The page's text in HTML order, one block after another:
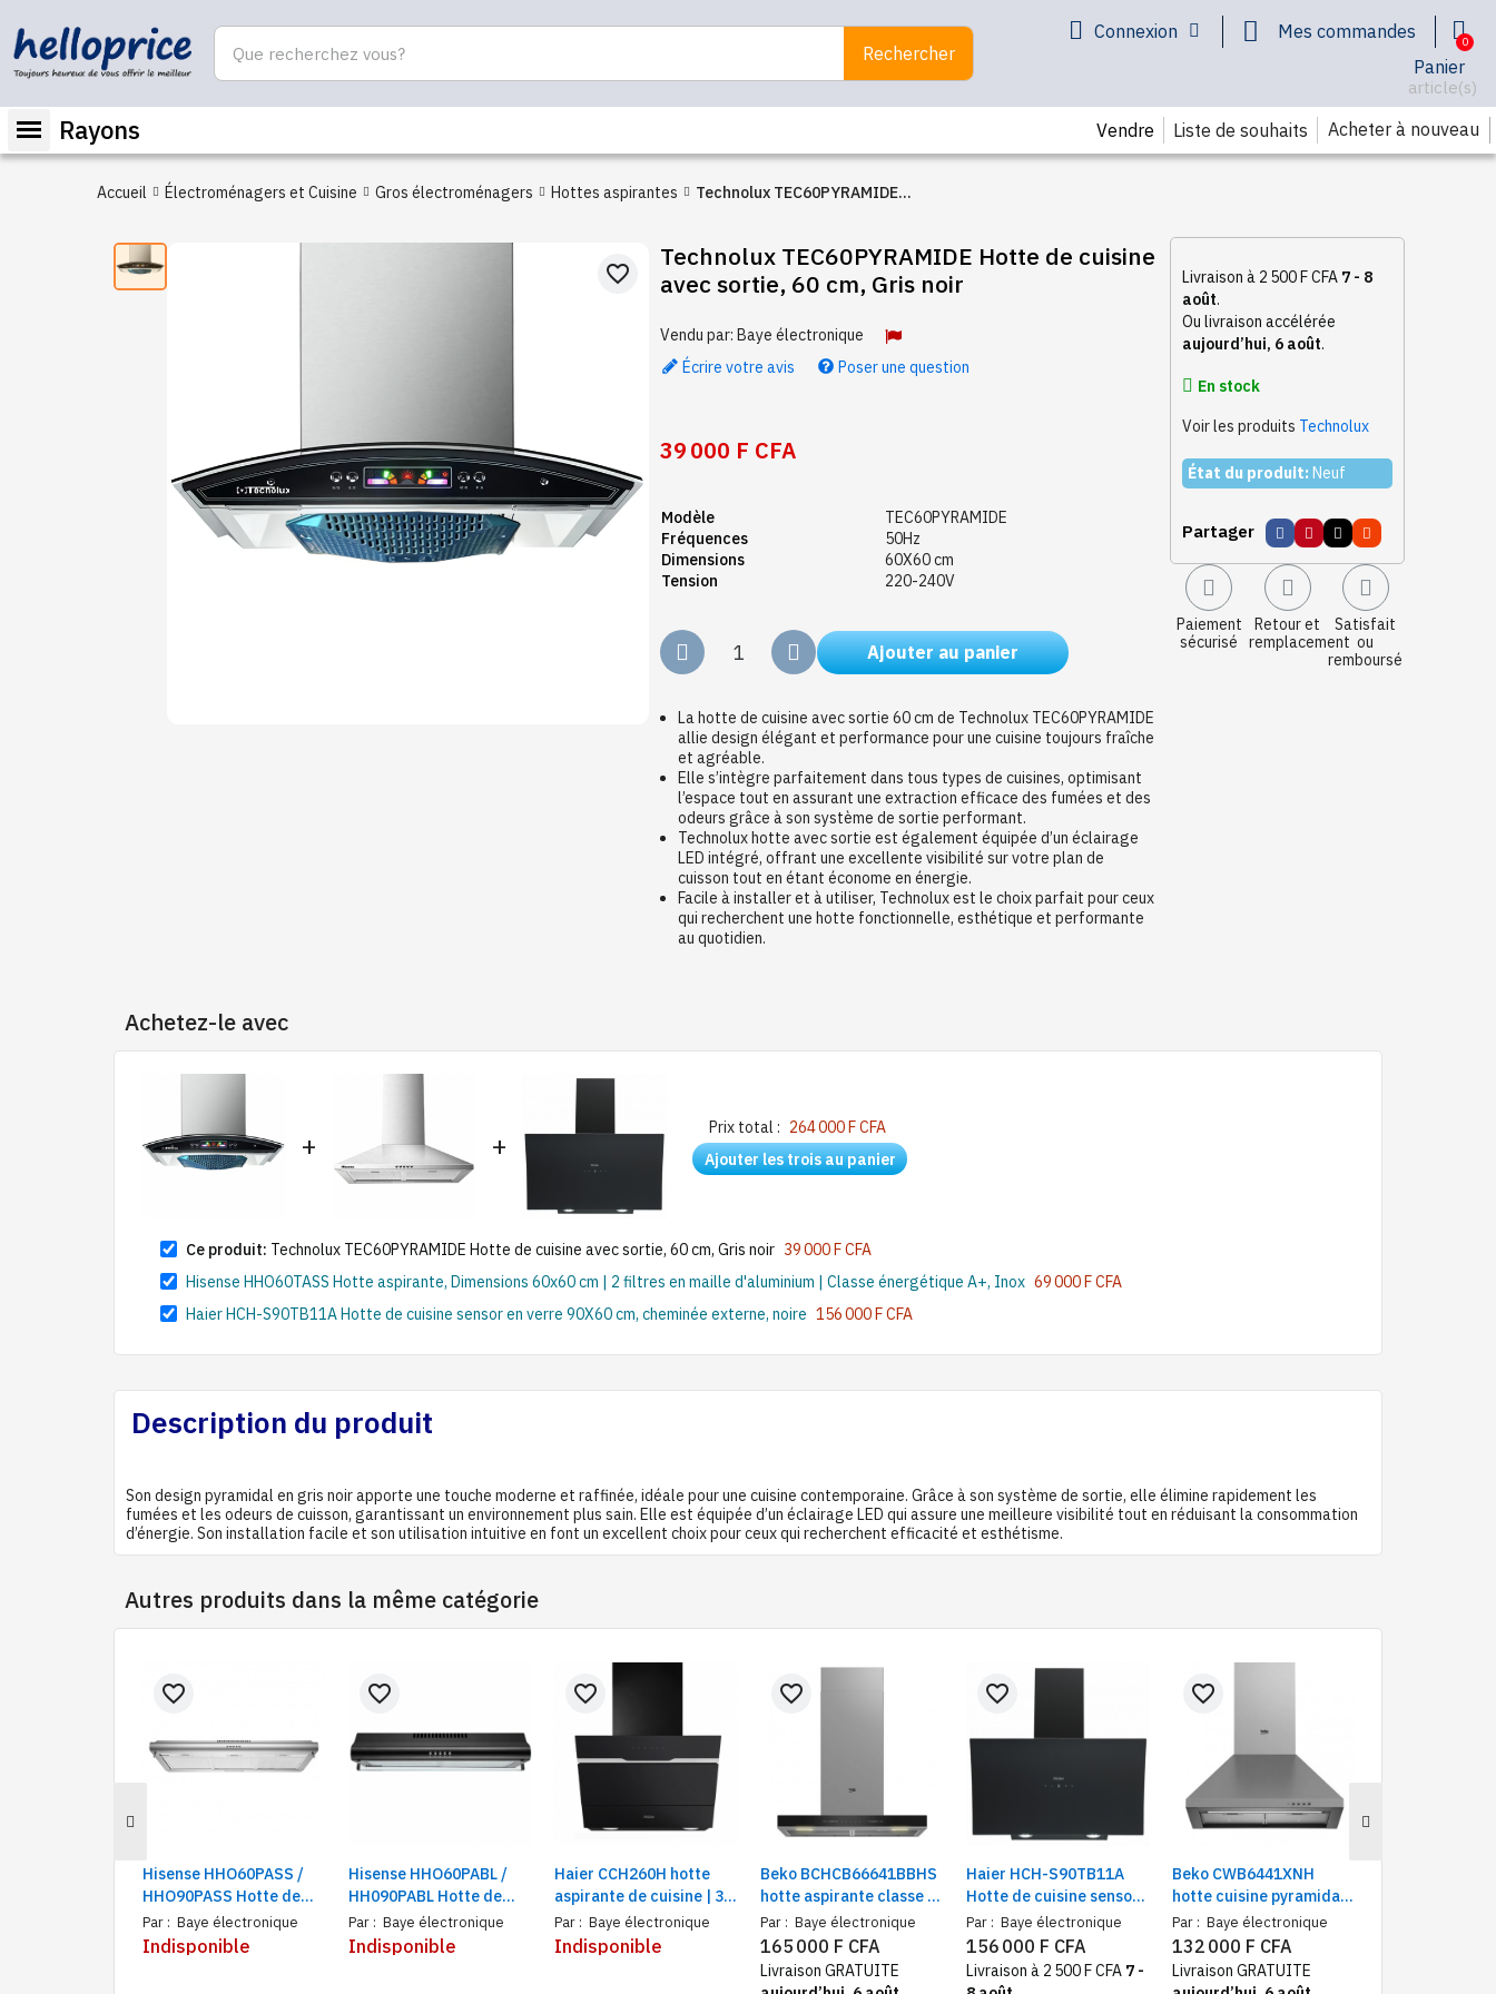
Rechercher
Connexion
Mes commandes
Panier
article(s)
Rayons Vendre Liste de souhaits Acheter à nouveau
Accueil Électroménagers et Cuisine Gros électroménagers Hottes aspirantes
Technolux TEC60PYRAMIDE
60 cm, Gris noir
favorite_border
Technolux TEC60PYRAMIDE Hotte de cuisine
avec sortie, 60 cm, Gris noir
Vendu par:Baye électronique
Écrire votre avis
Poser une question
39 000 F CFA
Modèle
TEC60PYRAMIDE
Fréquences
50Hz
Dimensions
60X60 cm
Tension
220-240V
Ajouter au panier
La hotte de cuisine avec sortie 60 cm de Technolux TEC60PYRAMIDE
allie design élégant et performance pour une cuisine toujours fraîche
et agréable.
Elle s’intègre parfaitement dans tous types de cuisines, optimisant
l’espace tout en assurant une extraction efficace des fumées et des
odeurs grâce à son système de sortie performant.
Technolux hotte avec sortie est également équipée d’un éclairage
LED intégré, offrant une excellente visibilité sur votre plan de
cuisson tout en étant économe en énergie.
Facile à installer et à utiliser, Technolux est le choix parfait pour ceux
qui recherchent une hotte fonctionnelle, esthétique et performante
au quotidien.
Livraison à 2 500 F CFA 7 - 8
août.
Ou livraison accélérée
aujourd’hui, 6 août.
En stock
Voir les produits Technolux
État du produit: Neuf
Partager
Paiement
sécurisé
Retour et
remplacement
Satisfait
ou
remboursé
Achetez-le avec
+ +
Prix total : 264 000 F CFA
Ajouter les trois au panier
Ce produit: Technolux TEC60PYRAMIDE Hotte de cuisine avec sortie, 60 cm, Gris noir 39 000 F CFA
Hisense HHO60TASS Hotte aspirante, Dimensions 60x60 cm | 2 filtres en maille d'aluminium | Classe énergétique A+, Inox 69 000 F CFA
Haier HCH-S90TB11A Hotte de cuisine sensor en verre 90X60 cm, cheminée externe, noire 156 000 F CFA
Description du produit
Son design pyramidal en gris noir apporte une touche moderne et raffinée, idéale pour une cuisine contemporaine. Grâce à son système de sortie, elle élimine rapidement les
fumées et les odeurs de cuisson, garantissant un environnement plus sain. Elle est équipée d’un éclairage LED qui assure une meilleure visibilité tout en réduisant la consommation
d’énergie. Son installation facile et son utilisation intuitive en font un excellent choix pour ceux qui recherchent efficacité et esthétisme.
Autres produits dans la même catégorie
Hisense HHO60PASS /
HHO90PASS Hotte de
cuisine sans sortie |
Extracteur de cuisson
Par : Baye électronique
favorite_border
Indisponible
Hisense HHO60PABL /
HH090PABL Hotte de
cuisine | Extracteur avec
ventilateur
Par : Baye électronique
favorite_border
Indisponible
Haier CCH260H hotte
aspirante de cuisine | 3
niveaux de vitesse,
cheminée extensible en
Par : Baye électronique
favorite_border
Indisponible
Beko BCHCB66641BBHS
hotte aspirante classe A
inox | Hotte cuisine
aspiration intensive 710
m³/h
Par : Baye électronique
favorite_border
165 000 F CFA
Livraison GRATUITE
Haier HCH-S90TB11A
Hotte de cuisine sensor
en verre 90X60 cm,
cheminée externe, noire
Par : Baye électronique
favorite_border
156 000 F CFA
Livraison à 2 500 F CFA 7 -
Beko CWB6441XNH
hotte cuisine pyramidale
gris inox avec éclairage
LED – Hotte aspirante
encastrable 400 m³/h
Par : Baye électronique
favorite_border
132 000 F CFA
Livraison GRATUITE